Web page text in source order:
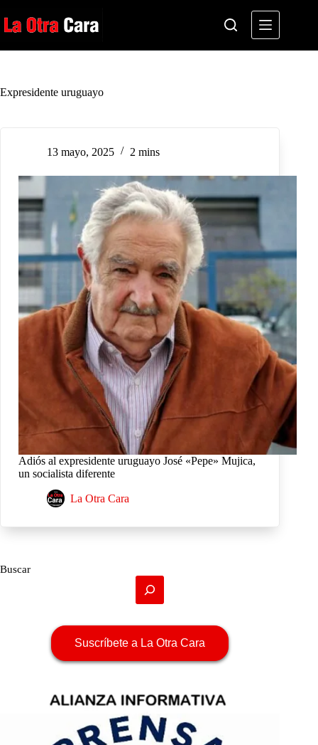
al
contenido
Expresidente uruguayo
13 mayo, 2025 2 mins
Adiós al expresidente uruguayo José «Pepe» Mujica,
un socialista diferente
La Otra Cara
Buscar
Suscríbete a La Otra Cara